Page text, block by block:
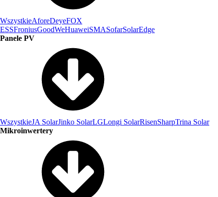
WszystkieAforeDeyeFOX
ESSFroniusGoodWeHuaweiSMASofarSolarEdge
Panele PV
WszystkieJA SolarJinko SolarLGLongi SolarRisenSharpTrina Solar
Mikroinwertery